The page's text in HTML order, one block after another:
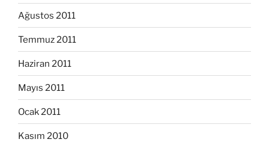
Ağustos 2011
Temmuz 2011
Haziran 2011
Mayıs 2011
Ocak 2011
Kasım 2010